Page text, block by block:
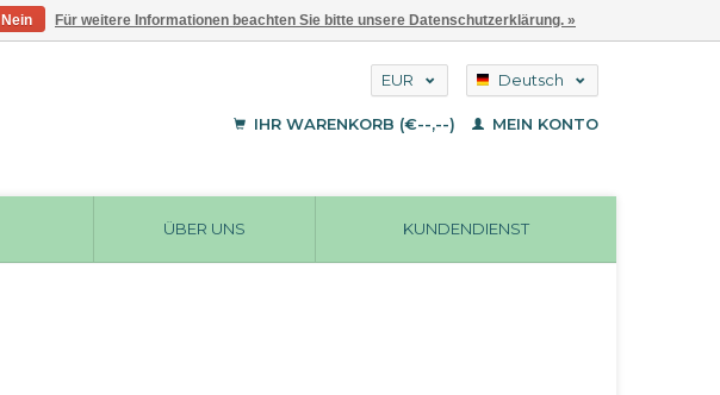
EUR
USD
Deutsch
Français
IHR WARENKORB (€--,--) MEIN KONTO
ÜBER UNS KUNDENDIENST
Nein Für weitere Informationen beachten Sie bitte unsere Datenschutzerklärung. »